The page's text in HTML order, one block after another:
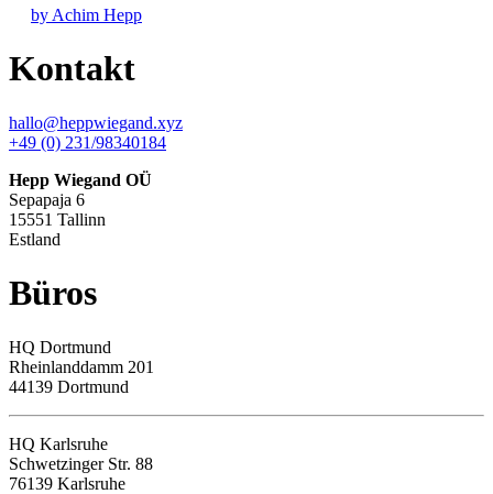
by Achim Hepp
Kontakt
hallo@heppwiegand.xyz
+49 (0) 231/98340184
Hepp Wiegand OÜ
Sepapaja 6
15551 Tallinn
Estland
Büros
HQ Dortmund
Rheinlanddamm 201
44139 Dortmund
HQ Karlsruhe
Schwetzinger Str. 88
76139 Karlsruhe